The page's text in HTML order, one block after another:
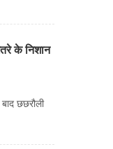
के निशान
छछरौली